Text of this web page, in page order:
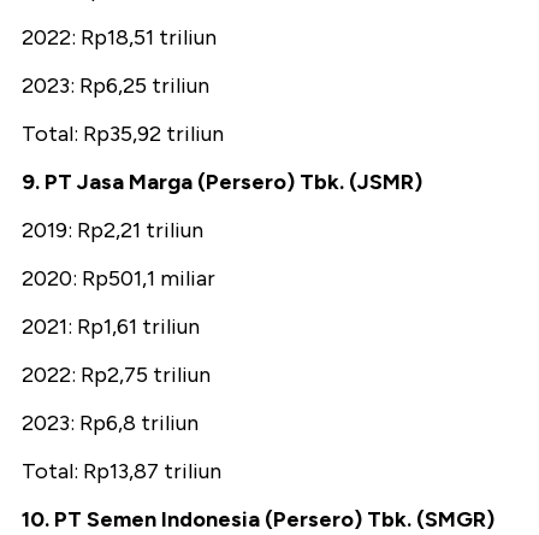
2022: Rp18,51 triliun
2023: Rp6,25 triliun
Total: Rp35,92 triliun
9. PT Jasa Marga (Persero) Tbk. (JSMR)
2019: Rp2,21 triliun
2020: Rp501,1 miliar
2021: Rp1,61 triliun
2022: Rp2,75 triliun
2023: Rp6,8 triliun
Total: Rp13,87 triliun
10. PT Semen Indonesia (Persero) Tbk. (SMGR)